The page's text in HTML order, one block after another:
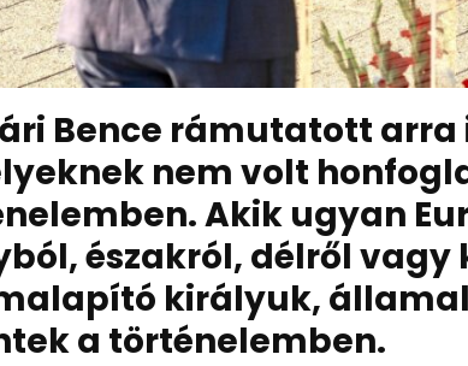
Bence rámutatott arra
nem volt
Akik ugyan
északról, délről vagy
királyuk,
a történelemben.